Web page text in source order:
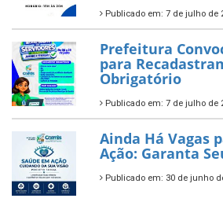
Publicado em: 7 de julho de
Prefeitura
para
Obrigatório
Publicado em: 7 de julho de
Ainda Há Vagas
Ação: Garanta
Publicado em: 30 de junho